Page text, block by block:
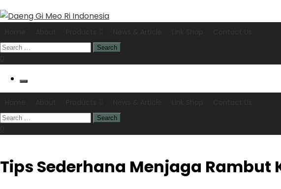
Tips Sederhana Menjaga